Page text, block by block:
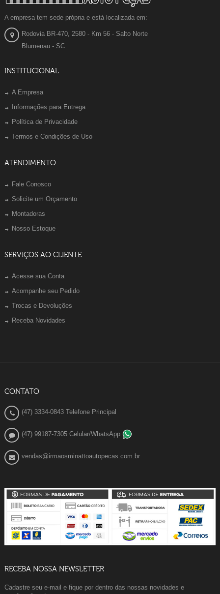
A empresa tem sede própria e está localizada em:
Rodovia BR-470, 2580 - Km 56 - Salto Norte
Blumenau - SC
INSTITUCIONAL
A Empresa
Informações para Entrega
Política de Privacidade
Termos e Condições de Uso
ATENDIMENTO
Fale Conosco
Solicite um Orçamento
Montadoras
Nosso Estoque
SERVIÇOS AO CLIENTE
Acesse sua Conta
Acompanhe seu Pedido
Trocas e Devoluções
Receba Novidades
CONTATO
(47) 3334-0843 Telefone Principal
(47) 99187-7305 Celular/WhatsApp
vendas@irmaosminattoautopecas.com.br
RECEBA NOSSA NEWSLETTER
Cadastre seu e-mail e fique por dentro das nossas novidades e